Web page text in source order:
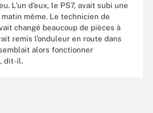
L’un d’eux, le PS7, avait subi une
même. Le technicien de
changé beaucoup de pièces à
remis l’onduleur en route dans
alors fonctionner
dit-il.